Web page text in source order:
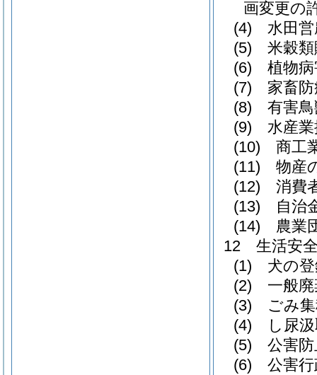
画変更の
(4) 水田営
(5) 米穀類
(6) 植物病
(7) 家畜防
(8) 有害鳥
(9) 水産業
(10) 商工
(11) 物産
(12) 消費
(13) 自治
(14) 農業
12 生活安
(1) 犬の登
(2) 一般廃
(3) ごみ集
(4) し尿汲
(5) 公害防
(6) 公害行